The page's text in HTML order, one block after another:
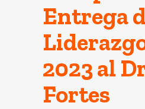
Entrega
2023 al
Fortes